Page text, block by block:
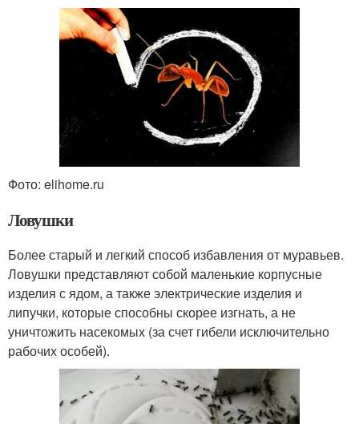
Фото: elihome.ru
Ловушки
Более старый и легкий способ избавления от муравьев.
Ловушки представляют собой маленькие корпусные
изделия с ядом, а также электрические изделия и
липучки, которые способны скорее изгнать, а не
уничтожить насекомых (за счет гибели исключительно
рабочих особей).